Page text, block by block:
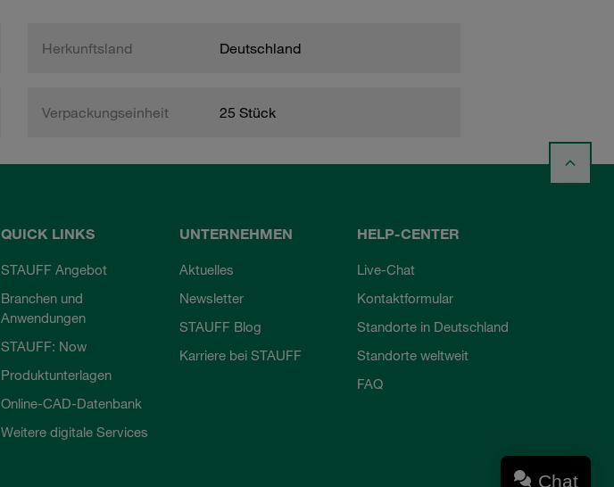
Herkunftsland Deutschland
Verpackungseinheit 25 Stück
QUICK LINKS
STAUFF Angebot
Branchen und
Anwendungen
STAUFF: Now
Produktunterlagen
Online-CAD-Datenbank
Weitere digitale Services
UNTERNEHMEN
Aktuelles
Newsletter
STAUFF Blog
Karriere bei STAUFF
HELP-CENTER
Live-Chat
Kontaktformular
Standorte in Deutschland
Standorte weltweit
FAQ
Chat